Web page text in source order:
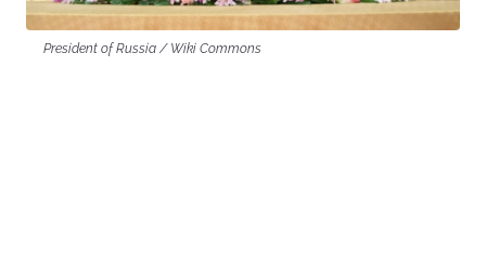
President of Russia / Wiki Commons